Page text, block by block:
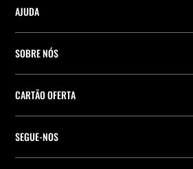
AJUDA
Localiza a tua encomenda
Localizador de pontos de entrega
Preferências de cookies
SOBRE NÓS
Empresa
Company Profile
CARTÃO OFERTA
Compra de Cartão Presente
SEGUE-NOS